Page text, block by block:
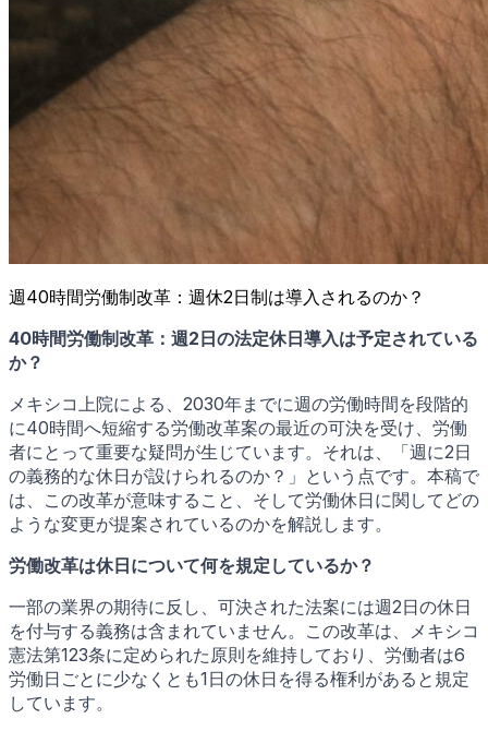
週40時間労働制改革：週休2日制は導入されるのか？
40時間労働制改革：週2日の法定休日導入は予定されている
か？
メキシコ上院による、2030年までに週の労働時間を段階的
に40時間へ短縮する労働改革案の最近の可決を受け、労働
者にとって重要な疑問が生じています。それは、「週に2日
の義務的な休日が設けられるのか？」という点です。本稿で
は、この改革が意味すること、そして労働休日に関してどの
ような変更が提案されているのかを解説します。
労働改革は休日について何を規定しているか？
一部の業界の期待に反し、可決された法案には週2日の休日
を付与する義務は含まれていません。この改革は、メキシコ
憲法第123条に定められた原則を維持しており、労働者は6
労働日ごとに少なくとも1日の休日を得る権利があると規定
しています。